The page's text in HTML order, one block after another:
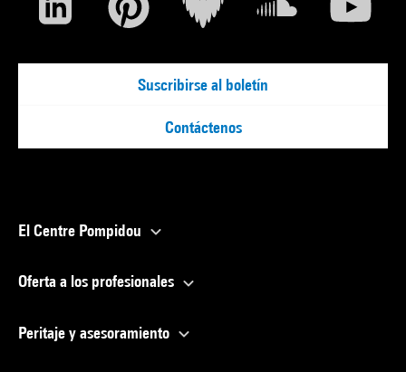
Suscribirse al boletín
Contáctenos
El Centre Pompidou
Oferta a los profesionales
Peritaje y asesoramiento